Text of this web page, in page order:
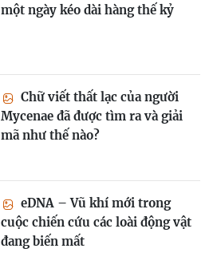
một ngày kéo dài hàng thế kỷ
Chữ viết thất lạc của người
Mycenae đã được tìm ra và giải
mã như thế nào?
eDNA – Vũ khí mới trong
cuộc chiến cứu các loài động vật
đang biến mất